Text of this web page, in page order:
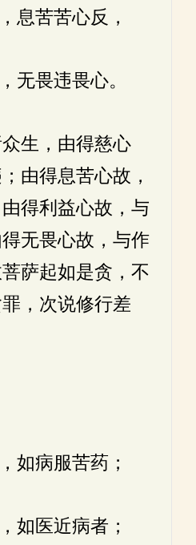
息苦苦心反，
无畏违畏心。
生，由得慈心
由得息苦心故，
得利益心故，与
无畏心故，与作
萨起如是贪，不
，次说修行差
如病服苦药；
如医近病者；